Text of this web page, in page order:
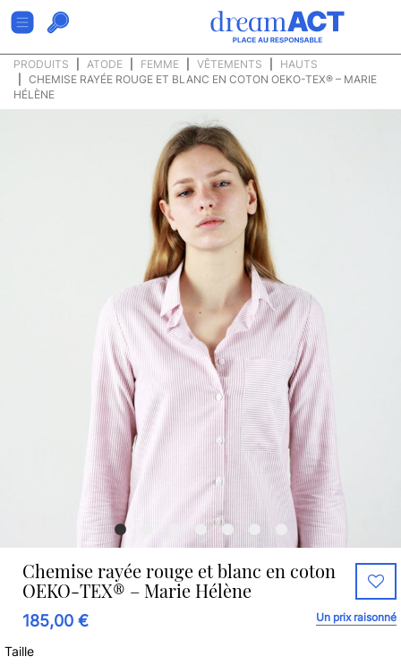
PRODUITS ATODE FEMME VÊTEMENTS
HAUTS
CHEMISE RAYÉE ROUGE ET BLANC EN COTON OEKO-TEX® – MARIE
HÉLÈNE
Chemise rayée rouge et blanc en coton
OEKO-TEX® – Marie Hélène
185,00 € Un prix raisonné
Taille